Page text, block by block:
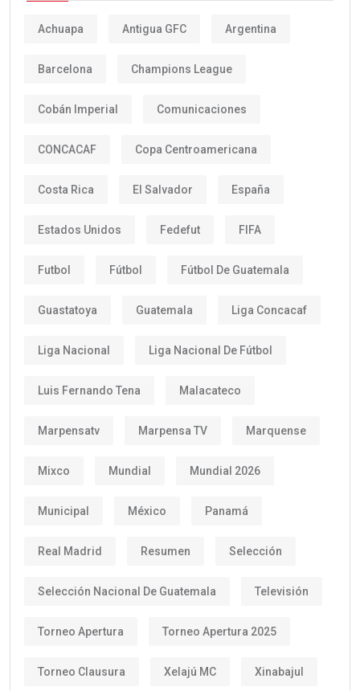
Achuapa Antigua GFC Argentina
Barcelona Champions League
Cobán Imperial Comunicaciones
CONCACAF Copa Centroamericana
Costa Rica El Salvador España
Estados Unidos Fedefut FIFA
Futbol Fútbol Fútbol De Guatemala
Guastatoya Guatemala Liga Concacaf
Liga Nacional Liga Nacional De Fútbol
Luis Fernando Tena Malacateco
Marpensatv Marpensa TV Marquense
Mixco Mundial Mundial 2026
Municipal México Panamá
Real Madrid Resumen Selección
Selección Nacional De Guatemala Televisión
Torneo Apertura Torneo Apertura 2025
Torneo Clausura Xelajú MC Xinabajul